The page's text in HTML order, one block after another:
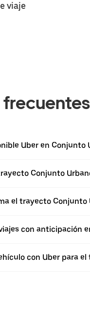
viaje
frecuentes
Uber en Conjunto
Conjunto
el trayecto Conjunto
con anticipación
con Uber para